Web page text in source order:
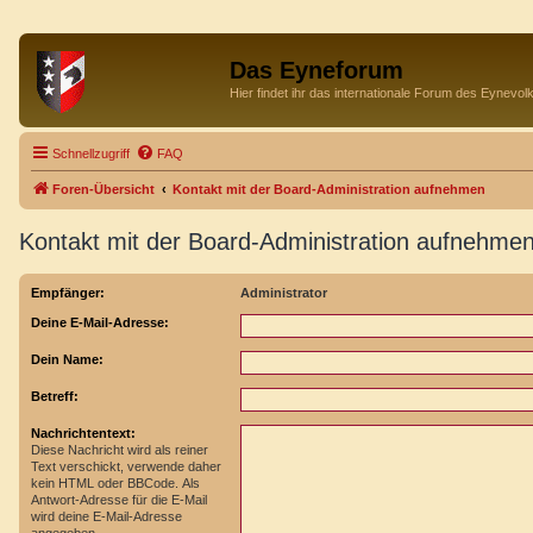
Das Eyneforum
Hier findet ihr das internationale Forum des
Schnellzugriff FAQ
Foren-Übersicht Kontakt mit der Board-Administration aufnehmen
Kontakt mit der Board-Administration aufnehmen
Empfänger: Administrator
Deine E-Mail-Adresse:
Dein Name:
Betreff:
Nachrichtentext:
Diese Nachricht wird als reiner
Text verschickt, verwende daher
kein HTML oder BBCode. Als
Antwort-Adresse für die E-Mail
wird deine E-Mail-Adresse